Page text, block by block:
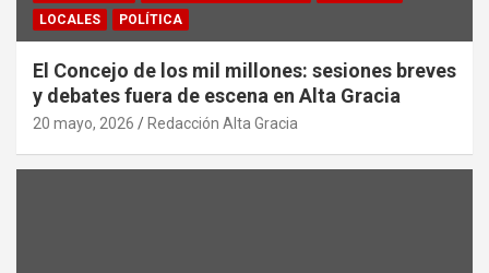
LOCALES
POLÍTICA
El Concejo de los mil millones: sesiones breves
y debates fuera de escena en Alta Gracia
20 mayo, 2026 Redacción Alta Gracia